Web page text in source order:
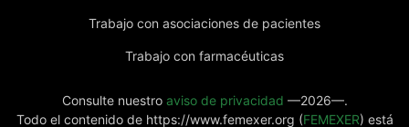
Trabajo con asociaciones de pacientes
Trabajo con farmacéuticas
Consulte nuestro aviso de privacidad —2026—.
Todo el contenido de https://www.femexer.org (FEMEXER) está